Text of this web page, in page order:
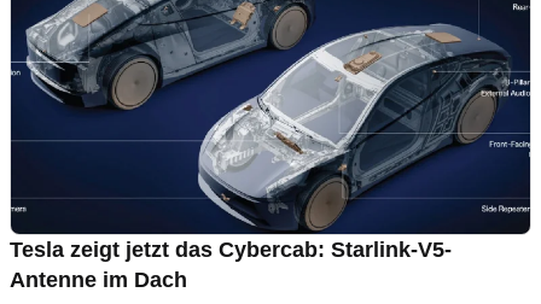
Tesla zeigt jetzt das Cybercab: Starlink-V5-
Antenne im Dach